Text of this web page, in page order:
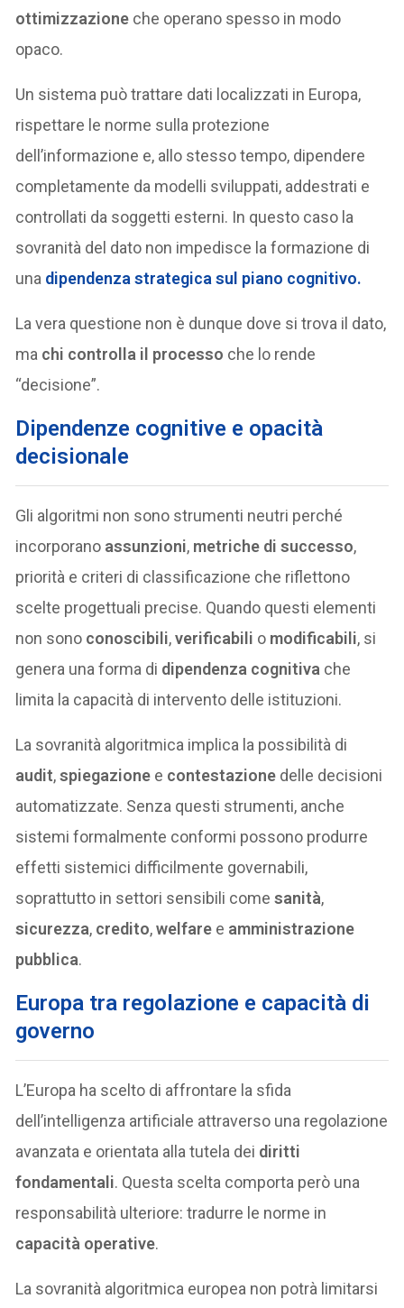
ottimizzazione che operano spesso in modo
opaco.
Un sistema può trattare dati localizzati in Europa,
rispettare le norme sulla protezione
dell’informazione e, allo stesso tempo, dipendere
completamente da modelli sviluppati, addestrati e
controllati da soggetti esterni. In questo caso la
sovranità del dato non impedisce la formazione di
una dipendenza strategica sul piano cognitivo.
La vera questione non è dunque dove si trova il dato,
ma chi controlla il processo che lo rende
“decisione”.
Dipendenze cognitive e opacità
decisionale
Gli algoritmi non sono strumenti neutri perché
incorporano assunzioni, metriche di successo,
priorità e criteri di classificazione che riflettono
scelte progettuali precise. Quando questi elementi
non sono conoscibili,verificabili o modificabili, si
genera una forma di dipendenza cognitiva che
limita la capacità di intervento delle istituzioni.
La sovranità algoritmica implica la possibilità di
audit,spiegazione e contestazione delle decisioni
automatizzate. Senza questi strumenti, anche
sistemi formalmente conformi possono produrre
effetti sistemici difficilmente governabili,
soprattutto in settori sensibili comesanità,
sicurezza, credito,welfare e amministrazione
pubblica.
Europa tra regolazione e capacità di
governo
L’Europa ha scelto di affrontare la sfida
dell’intelligenza artificiale attraverso una regolazione
avanzata e orientata alla tutela dei diritti
fondamentali. Questa scelta comporta però una
responsabilità ulteriore: tradurre le norme in
capacità operative.
La sovranità algoritmica europea non potrà limitarsi